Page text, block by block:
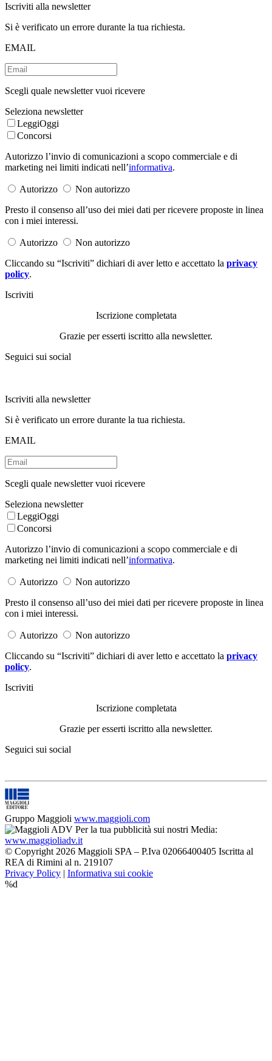
Iscriviti alla newsletter
Si è verificato un errore durante la tua richiesta.
EMAIL
Scegli quale newsletter vuoi ricevere
Seleziona newsletter
LeggiOggi
Concorsi
Autorizzo l’invio di comunicazioni a scopo commerciale e di
marketing nei limiti indicati nell’informativa.
Autorizzo
Non autorizzo
Presto il consenso all’uso dei miei dati per ricevere proposte in linea
con i miei interessi.
Autorizzo
Non autorizzo
Cliccando su “Iscriviti” dichiari di aver letto e accettato la privacy
policy.
Iscriviti
Iscrizione completata
Grazie per esserti iscritto alla newsletter.
Seguici sui social
Iscriviti alla newsletter
Si è verificato un errore durante la tua richiesta.
EMAIL
Scegli quale newsletter vuoi ricevere
Seleziona newsletter
LeggiOggi
Concorsi
Autorizzo l’invio di comunicazioni a scopo commerciale e di
marketing nei limiti indicati nell’informativa.
Autorizzo
Non autorizzo
Presto il consenso all’uso dei miei dati per ricevere proposte in linea
con i miei interessi.
Autorizzo
Non autorizzo
Cliccando su “Iscriviti” dichiari di aver letto e accettato la privacy
policy.
Iscriviti
Iscrizione completata
Grazie per esserti iscritto alla newsletter.
Seguici sui social
Gruppo Maggioli www.maggioli.com
Per la tua pubblicità sui nostri Media:
www.maggioliadv.it
© Copyright 2026 Maggioli SPA – P.Iva 02066400405 Iscritta al
REA di Rimini al n. 219107
Privacy Policy | Informativa sui cookie
%d